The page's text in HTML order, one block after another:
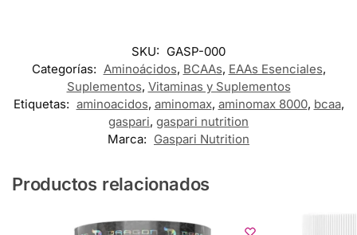
SKU: GASP-000
Categorías: Aminoácidos, BCAAs, EAAs Esenciales,
Suplementos, Vitaminas y Suplementos
Etiquetas: aminoacidos, aminomax, aminomax 8000, bcaa,
gaspari, gaspari nutrition
Marca: Gaspari Nutrition
Productos relacionados